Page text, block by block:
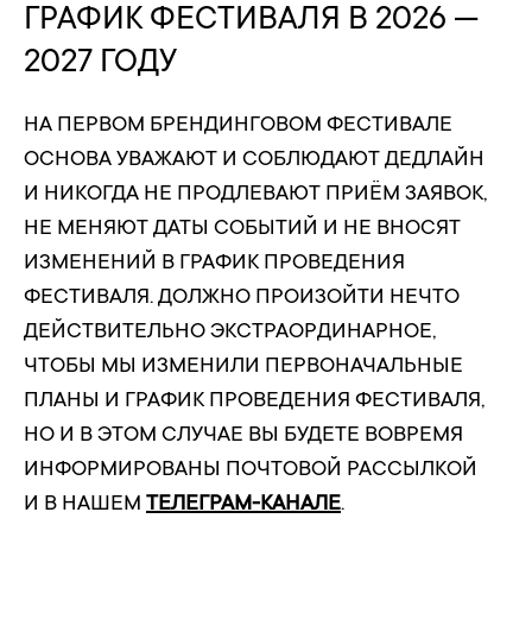
ГРАФИК ФЕСТИВАЛЯ В 2026 —
2027 ГОДУ
НА ПЕРВОМ БРЕНДИНГОВОМ ФЕСТИВАЛЕ
ОСНОВА УВАЖАЮТ И СОБЛЮДАЮТ ДЕДЛАЙН
И НИКОГДА НЕ ПРОДЛЕВАЮТ ПРИЁМ ЗАЯВОК,
НЕ МЕНЯЮТ ДАТЫ СОБЫТИЙ И НЕ ВНОСЯТ
ИЗМЕНЕНИЙ В ГРАФИК ПРОВЕДЕНИЯ
ФЕСТИВАЛЯ. ДОЛЖНО ПРОИЗОЙТИ НЕЧТО
ДЕЙСТВИТЕЛЬНО ЭКСТРАОРДИНАРНОЕ,
ЧТОБЫ МЫ ИЗМЕНИЛИ ПЕРВОНАЧАЛЬНЫЕ
ПЛАНЫ И ГРАФИК ПРОВЕДЕНИЯ ФЕСТИВАЛЯ,
НО И В ЭТОМ СЛУЧАЕ ВЫ БУДЕТЕ ВОВРЕМЯ
ИНФОРМИРОВАНЫ ПОЧТОВОЙ РАССЫЛКОЙ
И В НАШЕМ ТЕЛЕГРАМ-КАНАЛЕ.